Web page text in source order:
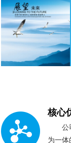
核心
公
为一